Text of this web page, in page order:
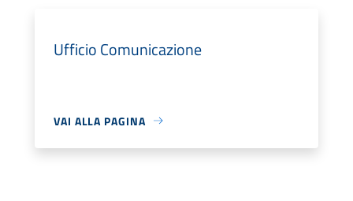
Ufficio Comunicazione
VAI ALLA PAGINA